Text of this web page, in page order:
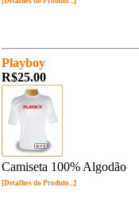
Playboy
R$25.00
Camiseta 100% Algodão
[Detalhes do Produto...]